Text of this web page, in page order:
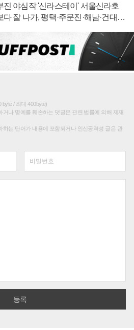
진 야심작 '신라스테이' 서울신라호
다 잘 나가, 평택·주문진·해남·건대로
/ 최대 400byte)
거나 명예를 훼손하는 댓글은 관련 법률에 의해 제재
하는 단어가 내용에 포함되거나 인신공격성 글은 관